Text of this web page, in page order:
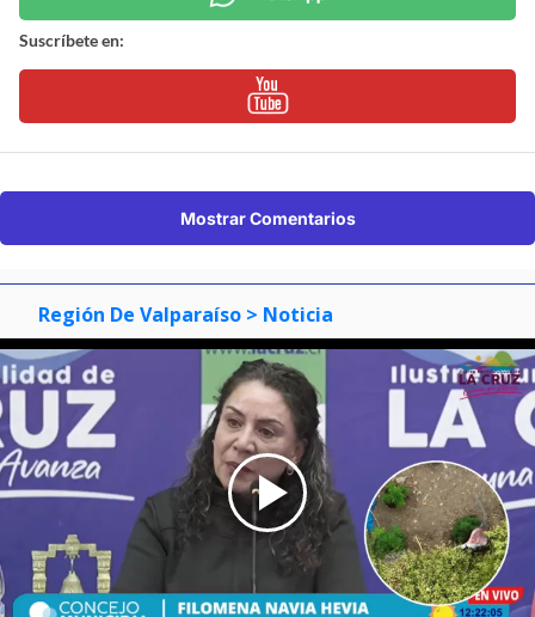
Suscríbete en:
Mostrar Comentarios
Región De Valparaíso > Noticia